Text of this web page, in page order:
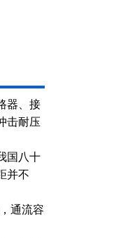
器、接
击耐压
国八十
并不
通流容